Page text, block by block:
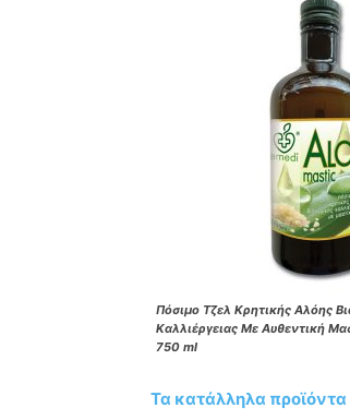
Πόσιμο Τζελ Κρητικής Αλόης
Καλλιέργειας Με Αυθεντική
750 ml
Τα κατάλληλα προϊόντα